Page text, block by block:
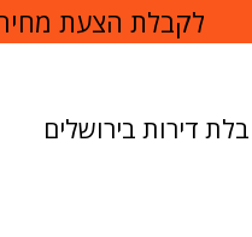
לקבלת הצעת מחיר
דירות בירושלים